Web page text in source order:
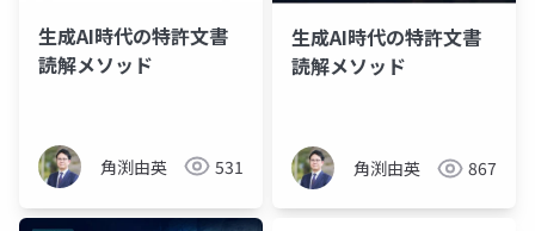
生成AI時代の特許文書
読解メソッド
角渕由英 531
生成AI時代の特許文書
読解メソッド
角渕由英 867